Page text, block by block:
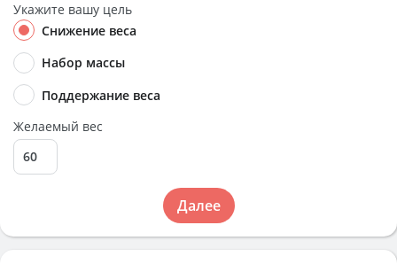
Укажите вашу цель
Снижение веса
Набор массы
Поддержание веса
Желаемый вес
Далее